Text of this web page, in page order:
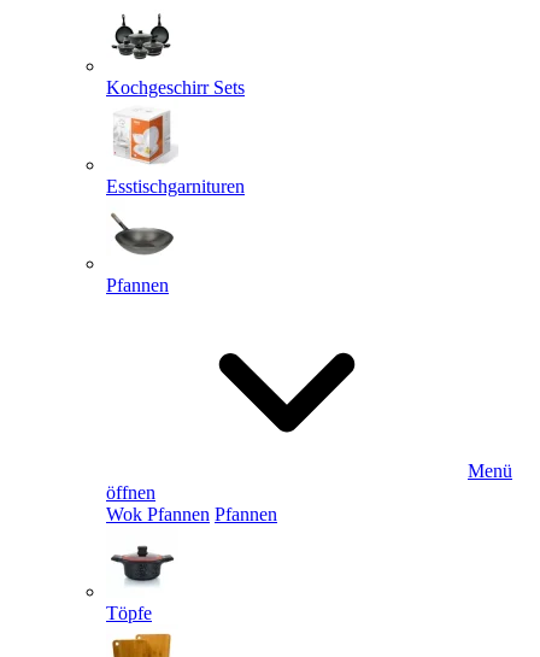
Kochgeschirr Sets
Esstischgarnituren
Pfannen
Menü
öffnen
Wok Pfannen Pfannen
Töpfe